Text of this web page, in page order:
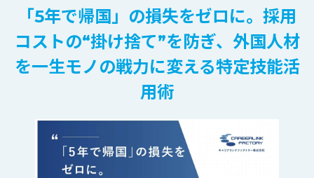
「5年で帰国」の損失をゼロに。採用
コストの“掛け捨て”を防ぎ、外国人材
を一生モノの戦力に変える特定技能活
用術